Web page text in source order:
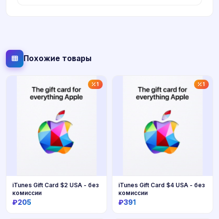
Похожие товары
1
iTunes Gift Card $2 USA - без
комиссии
₽205
1
iTunes Gift Card $4 USA - без
комиссии
₽391